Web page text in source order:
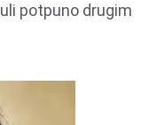
potpuno drugim